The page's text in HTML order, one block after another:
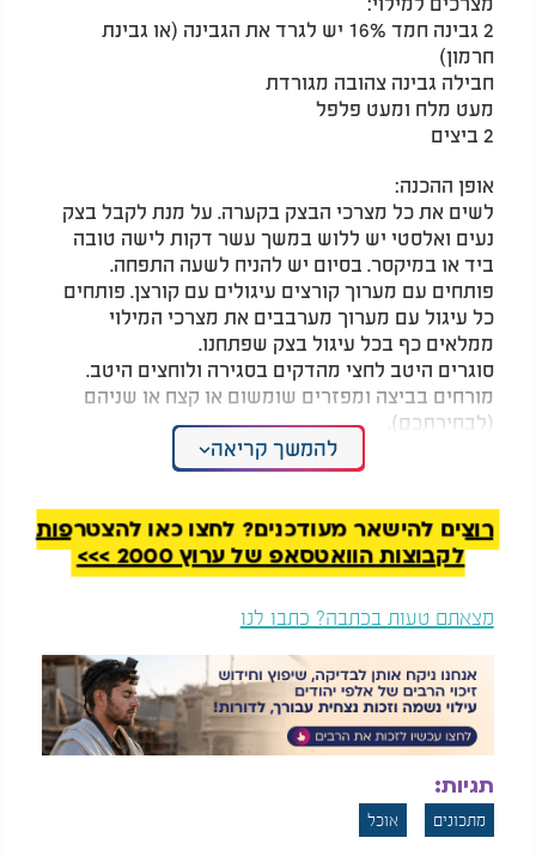
2 גבינה חמד 16% יש לגרד את הגבינה (או גבינת
חרמון)
חבילה גבינה צהובה מגורדת
מעט מלח ומעט פלפל
2 ביצים
אופן ההכנה:
לשים את כל מצרכי הבצק בקערה. על מנת לקבל בצק
נעים ואלסטי יש ללוש במשך עשר דקות לישה טובה
ביד או במיקסר. בסיום יש להניח לשעה התפחה.
פותחים עם מערוך קורצים עיגולים עם קורצן. פותחים
כל עיגול עם מערוך מערבבים את מצרכי המילוי
ממלאים כף בכל עיגול בצק שפתחנו.
סוגרים היטב לחצי מהדקים בסגירה ולוחצים היטב.
מורחים בביצה ומפזרים שומשום או קצח או שניהם
(לבחירתכם).
יש לאפות בתנור על 180 מעלות (תנור שחומם מראש)
המלצות נוספות
את המרק הזה לא
ניסיתם: מרק אפונה
בטעם כמהין
ירקות על האש, שלא
תפסיקו לנשנש
את המתכון, שמעתי מפיה של סבתא רגי'נה עליה
השלום.
להמשך קריאה
רוצים להישאר מעודכנים? לחצו כאן להצטרפות
לקבוצות הוואטסאפ של ערוץ 2000 >>>
מצאתם טעות בכתבה? כתבו לנו
תגיות:
מתכונים אוכל